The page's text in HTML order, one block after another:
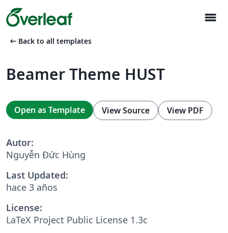
menu
arrow_left_alt Back to all templates
Beamer Theme HUST
Open as Template View Source View PDF
Autor:
Nguyễn Đức Hùng
Last Updated:
hace 3 años
License:
LaTeX Project Public License 1.3c